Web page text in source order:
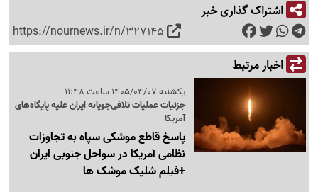
اشتراک گذاری خبر
https://nournews.ir/n/327145
اخبار مرتبط
یکشنبه 1405/04/07 ساعت 11:48
جزئیات عملیات تلافی‌جویانه ایران علیه پایگاه‌های
آمریکا
پاسخ قاطع موشکی سپاه به تجاوزات
نظامی آمریکا در سواحل جنوبی ایران
+فیلم شلیک موشک ها